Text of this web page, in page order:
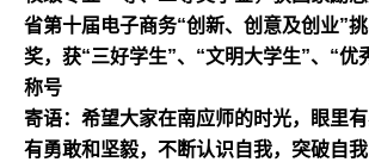
省第十届电子商务“创新、创意及创业”
奖，获“三好学生”、“文明大学生”、“优
称号
寄语：希望大家在南应师的时光，眼里
有勇敢和坚毅，不断认识自我，突破自我